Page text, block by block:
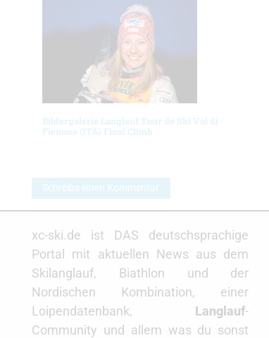
Bildergalerie Langlauf Tour de Ski Val di
Fiemme (ITA) Final Climb
Schreibe einen Kommentar
xc-ski.de ist DAS deutschsprachige
Portal mit aktuellen News aus dem
Skilanglauf, Biathlon und der
Nordischen Kombination, einer
Loipendatenbank, Langlauf-
Community und allem was du sonst